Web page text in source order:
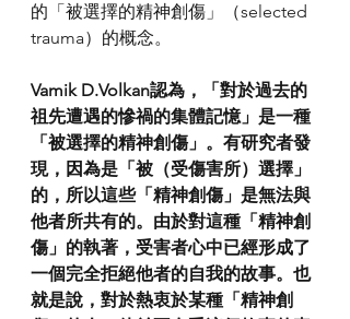
的「被選擇的精神創傷」（selected
trauma）的概念。
Vamik D.Volkan認為，「對於過去的
祖先遭遇的慘禍的集體記憶」是一種
「被選擇的精神創傷」。有研究者發
現，因為是「被（受傷害所）選擇」
的，所以這些「精神創傷」是無法與
他者所共有的。由於對這種「精神創
傷」的執著，受害者心中已經形成了
一個完全拒絕他者的自我的故事。也
就是說，對於熱衷於某種「精神創